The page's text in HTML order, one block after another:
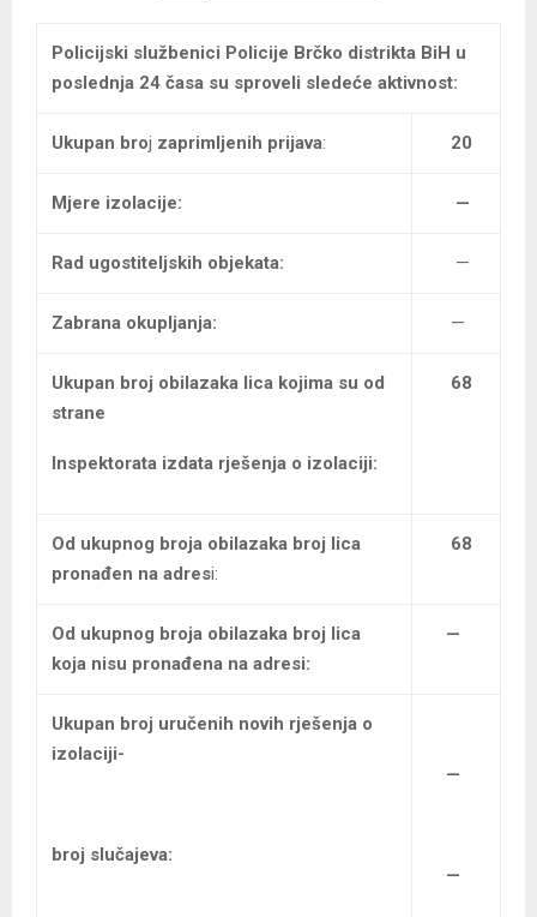
Policijski službenici Policije Brčko distrikta BiH u
poslednja 24 časa su sproveli sledeće aktivnost:
Ukupan broj zaprimljenih prijava: 20
Mjere izolacije: —
Rad ugostiteljskih objekata: —
Zabrana okupljanja: —
Ukupan broj obilazaka lica kojima su od
strane
Inspektorata izdata rješenja o izolaciji:
68
Od ukupnog broja obilazaka broj lica
pronađen na adresi:
68
Od ukupnog broja obilazaka broj lica
koja nisu pronađena na adresi:
—
Ukupan broj uručenih novih rješenja o
izolaciji-
broj slučajeva:
—
—